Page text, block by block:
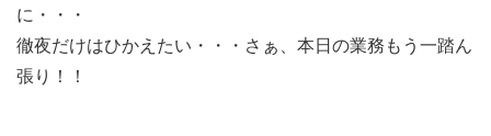
に・・・
徹夜だけはひかえたい・・・さぁ、本日の業務もう一踏ん
張り！！